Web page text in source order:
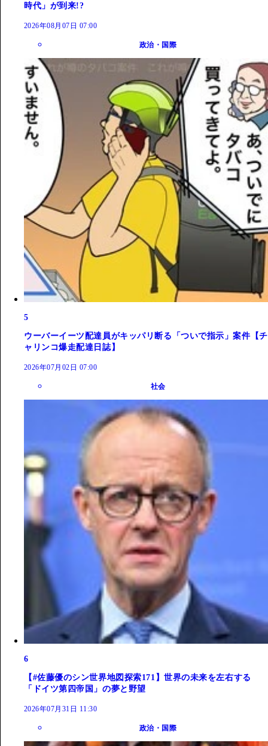
時代」が到来!?
2026年08月07日 07:00
政治・国際
5
ウーバーイーツ配達員がキッパリ断る「ついで指示」案件【チ
ャリンコ爆走配達日誌】
2026年07月02日 07:00
社会
6
【#佐藤優のシン世界地図探索171】世界の未来を左右する
「ドイツ第四帝国」の夢と野望
2026年07月31日 11:30
政治・国際